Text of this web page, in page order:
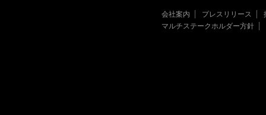
会社案内 プレスリリース
マルチステークホルダー方針